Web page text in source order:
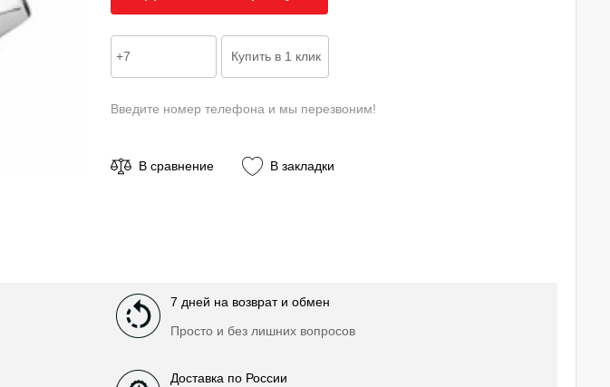
Введите номер телефона и мы перезвоним!
В сравнение В закладки
7 дней на возврат и обмен
Просто и без лишних вопросов
Доставка по России